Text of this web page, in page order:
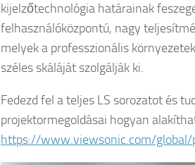
kijelzőtechnológia határainak
felhasználóközpontú, nagy
melyek a professzionális
széles skáláját szolgálják ki.
Fedezd fel a teljes LS sorozatot és
projektormegoldásai hogyan
https://www.viewsonic.com/global/